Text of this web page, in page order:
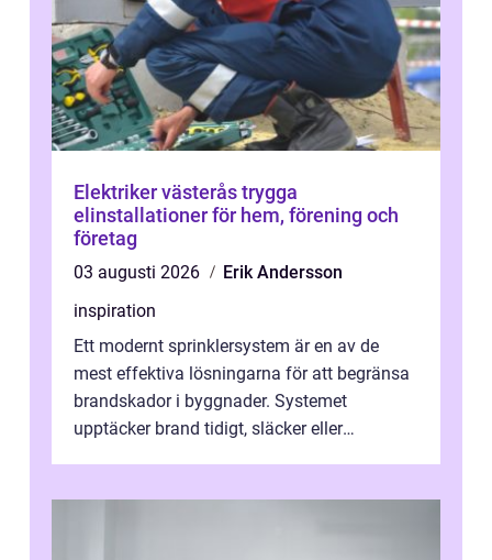
Elektriker västerås trygga
elinstallationer för hem, förening och
företag
03 augusti 2026
Erik Andersson
inspiration
Ett modernt sprinklersystem är en av de
mest effektiva lösningarna för att begränsa
brandskador i byggnader. Systemet
upptäcker brand tidigt, släcker eller